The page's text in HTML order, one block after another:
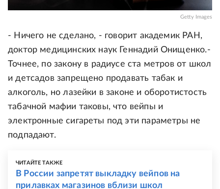
Getty Images
- Ничего не сделано, - говорит академик РАН,
доктор медицинских наук Геннадий Онищенко.-
Точнее, по закону в радиусе ста метров от школ
и детсадов запрещено продавать табак и
алкоголь, но лазейки в законе и оборотистость
табачной мафии таковы, что вейпы и
электронные сигареты под эти параметры не
подпадают.
ЧИТАЙТЕ ТАКЖЕ
В России запретят выкладку вейпов на
прилавках магазинов вблизи школ